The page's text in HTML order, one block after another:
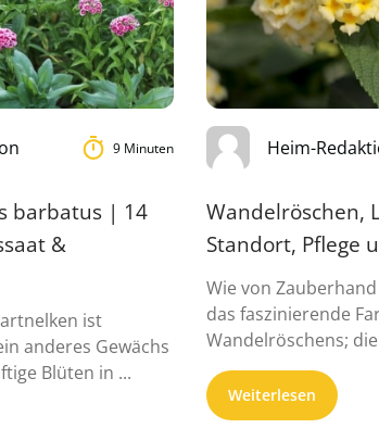
9 Minuten
barbatus | 14
&
ist
anderes Gewächs
Blüten in ...
Heim-
Wandelröschen,
Standort, Pflege
Wie von
das faszinierende
Wandelröschens;
die zwischen Mai
Weiterlesen